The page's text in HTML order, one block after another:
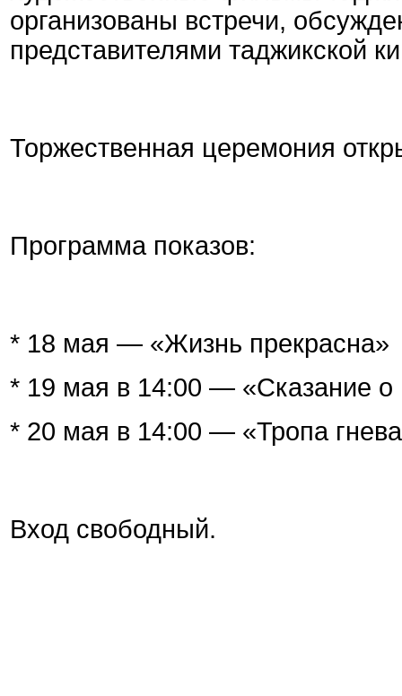
организованы встречи,
представителями таджикской
Торжественная церемония
Программа показов:
* 18 мая — «Жизнь прекрасна»
* 19 мая в 14:00 — «Сказание о
* 20 мая в 14:00 — «Тропа
Вход свободный.